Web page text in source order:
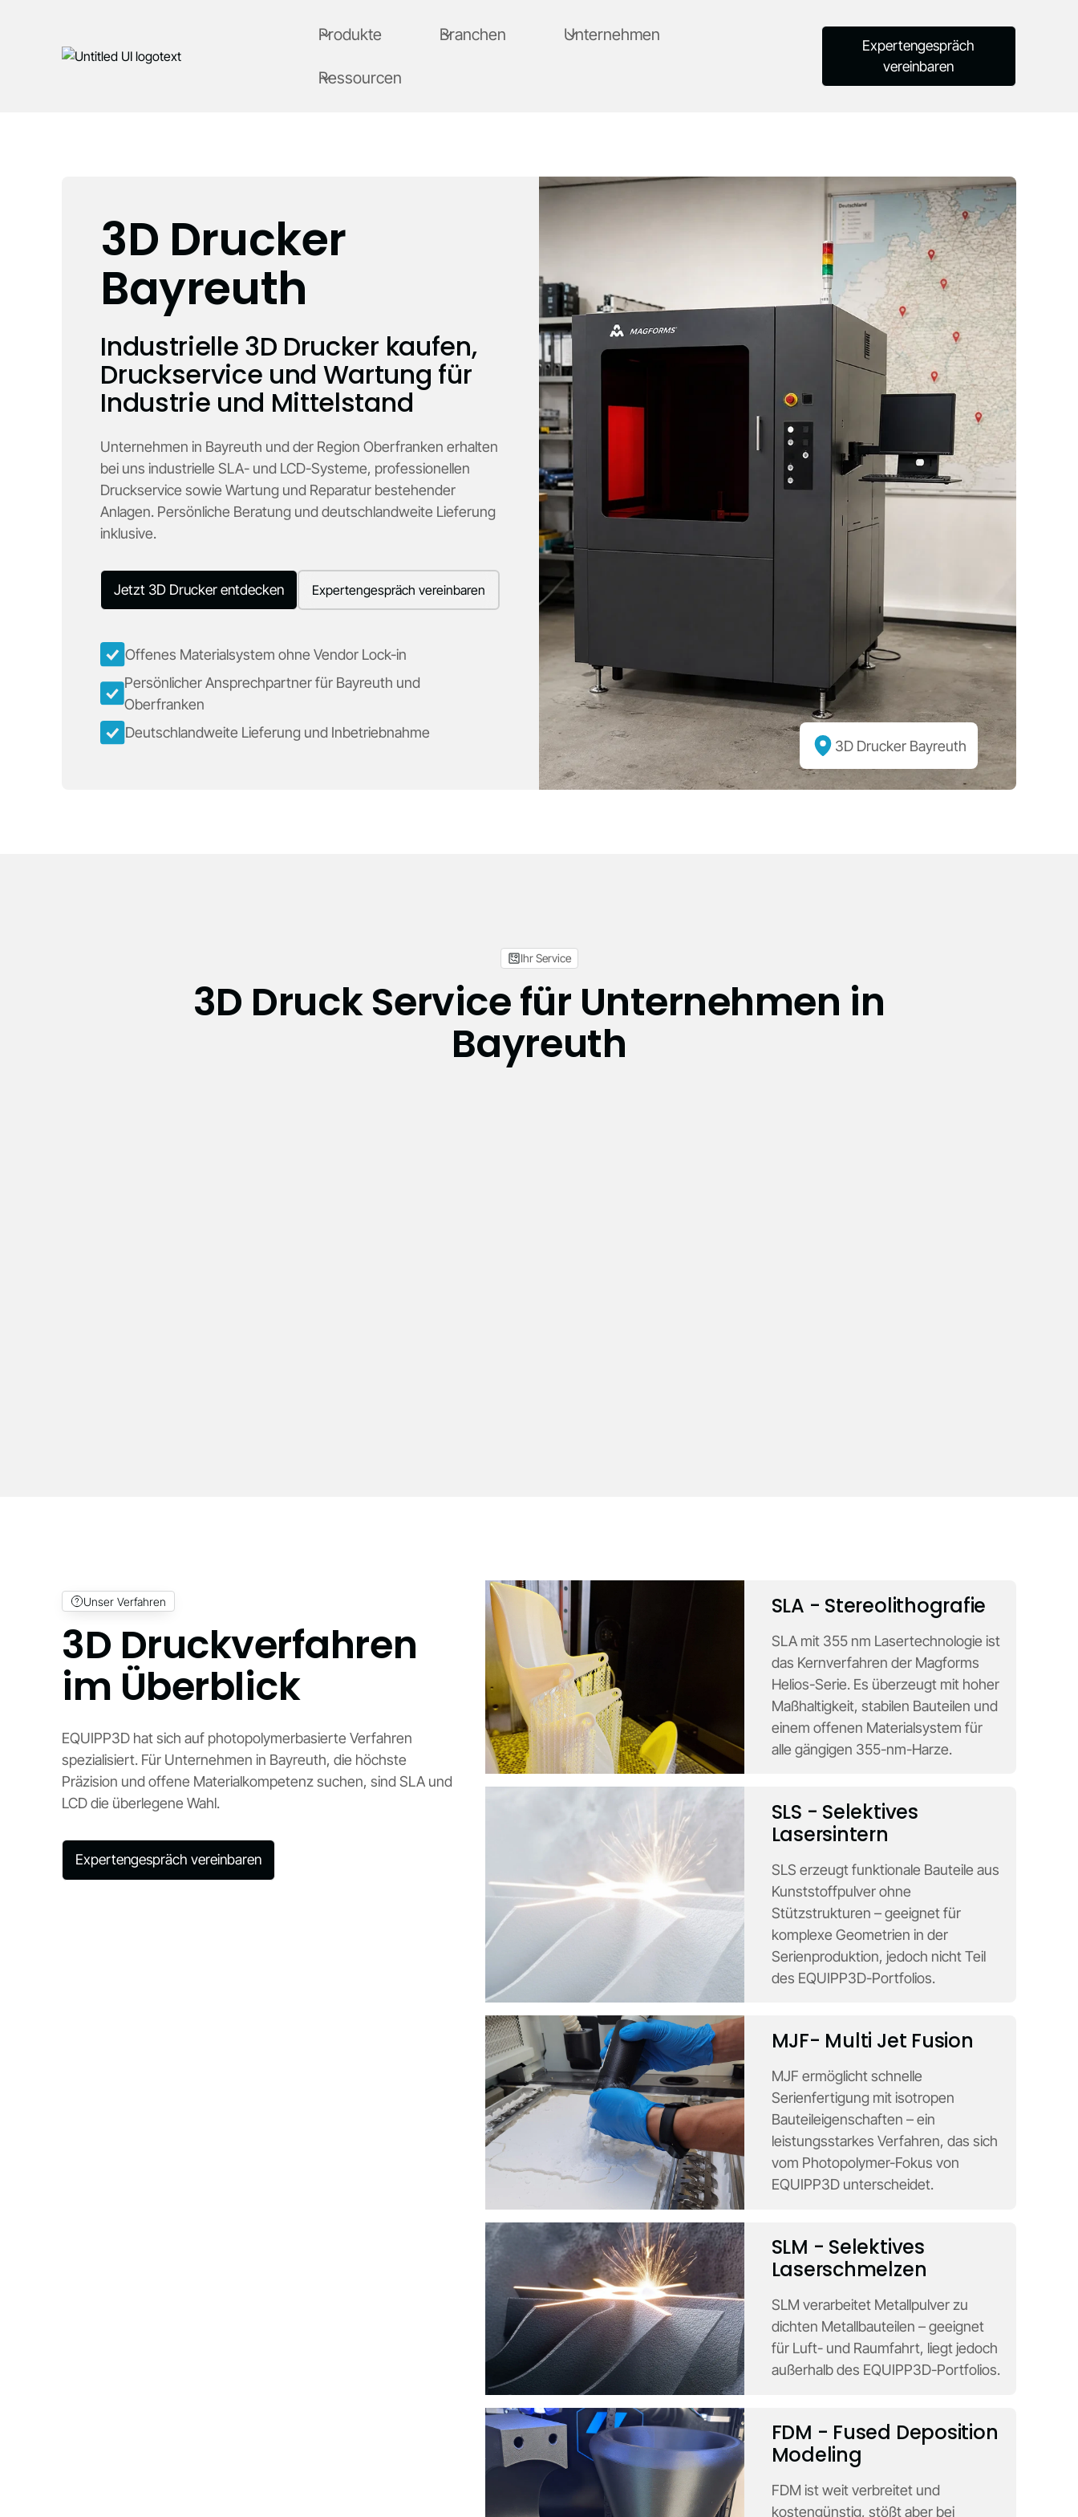
Produkte Branchen Unternehmen
Ressourcen
Expertengespräch
vereinbaren
3D Drucker Bayreuth
3D Drucker
Bayreuth
Industrielle 3D Drucker kaufen,
Druckservice und Wartung für
Industrie und Mittelstand
Unternehmen in Bayreuth und der Region Oberfranken erhalten
bei uns industrielle SLA- und LCD-Systeme, professionellen
Druckservice sowie Wartung und Reparatur bestehender
Anlagen. Persönliche Beratung und deutschlandweite Lieferung
inklusive.
Jetzt 3D Drucker entdecken Expertengespräch vereinbaren
Offenes Materialsystem ohne Vendor Lock-in
Persönlicher Ansprechpartner für Bayreuth und
Oberfranken
Deutschlandweite Lieferung und Inbetriebnahme
Ihr Service
3D Druck Service für Unternehmen in
Bayreuth
Unser Verfahren
3D Druckverfahren
im Überblick
EQUIPP3D hat sich auf photopolymerbasierte Verfahren
spezialisiert. Für Unternehmen in Bayreuth, die höchste
Präzision und offene Materialkompetenz suchen, sind SLA und
LCD die überlegene Wahl.
Expertengespräch vereinbaren
SLA - Stereolithografie
SLA mit 355 nm Lasertechnologie ist
das Kernverfahren der Magforms
Helios-Serie. Es überzeugt mit hoher
Maßhaltigkeit, stabilen Bauteilen und
einem offenen Materialsystem für
alle gängigen 355-nm-Harze.
SLS - Selektives
Lasersintern
SLS erzeugt funktionale Bauteile aus
Kunststoffpulver ohne
Stützstrukturen – geeignet für
komplexe Geometrien in der
Serienproduktion, jedoch nicht Teil
des EQUIPP3D-Portfolios.
MJF- Multi Jet Fusion
MJF ermöglicht schnelle
Serienfertigung mit isotropen
Bauteileigenschaften – ein
leistungsstarkes Verfahren, das sich
vom Photopolymer-Fokus von
EQUIPP3D unterscheidet.
SLM - Selektives
Laserschmelzen
SLM verarbeitet Metallpulver zu
dichten Metallbauteilen – geeignet
für Luft- und Raumfahrt, liegt jedoch
außerhalb des EQUIPP3D-Portfolios.
FDM - Fused Deposition
Modeling
FDM ist weit verbreitet und
kostengünstig, stößt aber bei